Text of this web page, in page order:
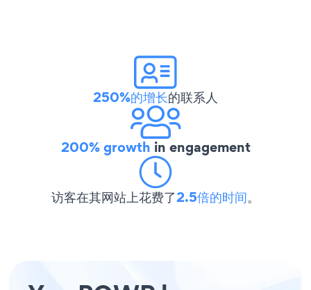
250%的增长的联系人
200% growth in engagement
访客在其网站上花费了2.5倍的时间。